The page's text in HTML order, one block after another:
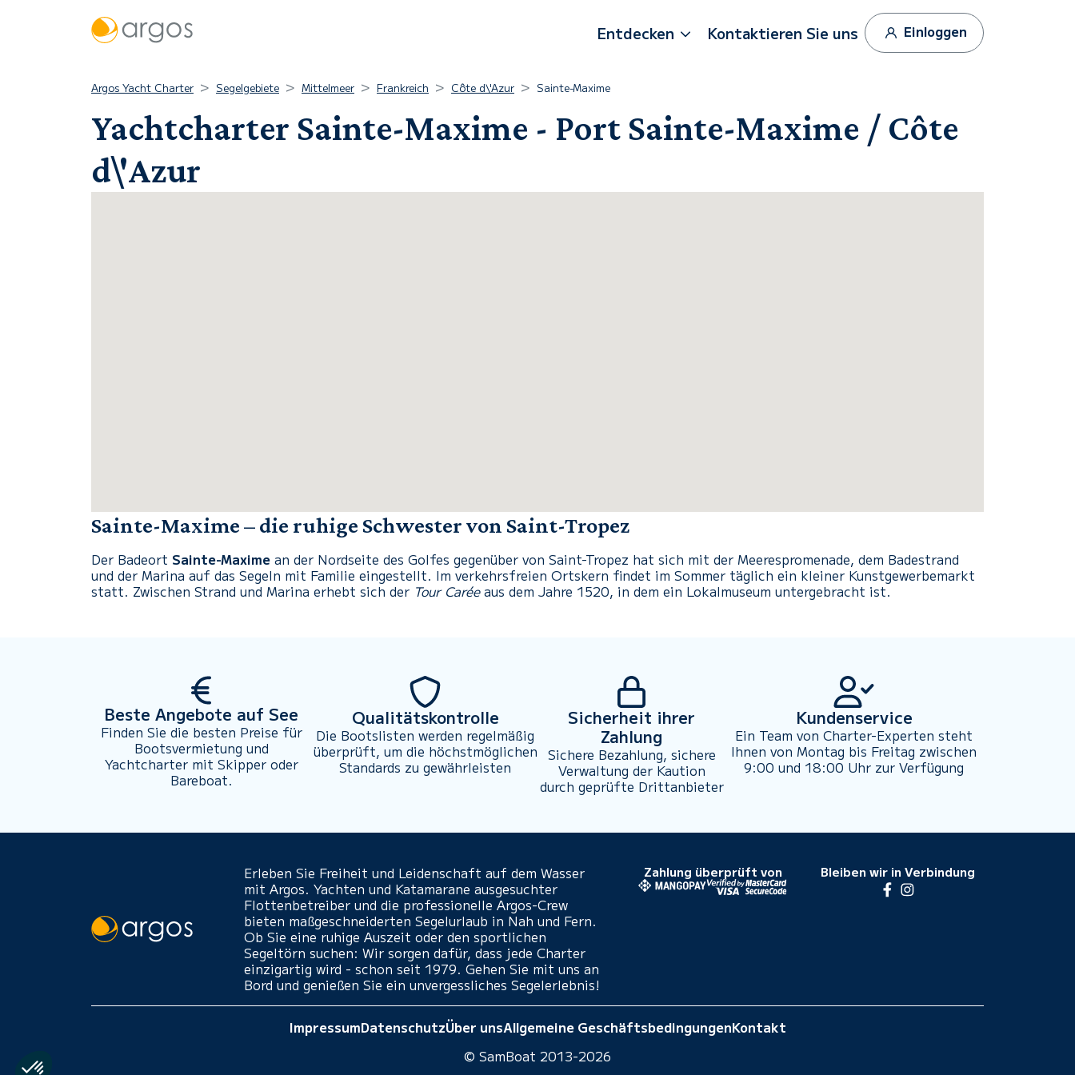
Entdecken Kontaktieren Sie uns Einloggen
Argos Yacht Charter Segelgebiete Mittelmeer Frankreich Côte d\'Azur Sainte-Maxime
Yachtcharter Sainte-Maxime - Port Sainte-Maxime / Côte
d\'Azur
Sainte-Maxime – die ruhige Schwester von Saint-Tropez
Der Badeort Sainte-Maxime an der Nordseite des Golfes gegenüber von Saint-Tropez hat sich mit der Meerespromenade, dem Badestrand
und der Marina auf das Segeln mit Familie eingestellt. Im verkehrsfreien Ortskern findet im Sommer täglich ein kleiner Kunstgewerbemarkt
statt. Zwischen Strand und Marina erhebt sich der Tour Caréeaus dem Jahre 1520, in dem ein Lokalmuseum untergebracht ist.
Beste Angebote auf See
Finden Sie die besten Preise für
Bootsvermietung und
Yachtcharter mit Skipper oder
Bareboat.
Qualitätskontrolle
Die Bootslisten werden regelmäßig
überprüft, um die höchstmöglichen
Standards zu gewährleisten
Sicherheit ihrer
Zahlung
Sichere Bezahlung, sichere
Verwaltung der Kaution
durch geprüfte Drittanbieter
Kundenservice
Ein Team von Charter-Experten steht
Ihnen von Montag bis Freitag zwischen
9:00 und 18:00 Uhr zur Verfügung
Erleben Sie Freiheit und Leidenschaft auf dem Wasser
mit Argos. Yachten und Katamarane ausgesuchter
Flottenbetreiber und die professionelle Argos-Crew
bieten maßgeschneiderten Segelurlaub in Nah und Fern.
Ob Sie eine ruhige Auszeit oder den sportlichen
Segeltörn suchen: Wir sorgen dafür, dass jede Charter
einzigartig wird - schon seit 1979. Gehen Sie mit uns an
Bord und genießen Sie ein unvergessliches Segelerlebnis!
Zahlung überprüft von Bleiben wir in Verbindung
ImpressumDatenschutzÜber unsAllgemeine GeschäftsbedingungenKontakt
© SamBoat 2013-2026